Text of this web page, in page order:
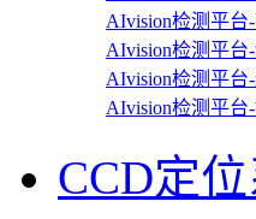
AIvision检测平台
AIvision检测平台
AIvision检测平台
AIvision检测平台
CCD定